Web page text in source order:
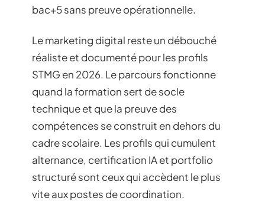
bac+5 sans preuve opérationnelle.
Le marketing digital reste un débouché
réaliste et documenté pour les profils
STMG en 2026. Le parcours fonctionne
quand la formation sert de socle
technique et que la preuve des
compétences se construit en dehors du
cadre scolaire. Les profils qui cumulent
alternance, certification IA et portfolio
structuré sont ceux qui accèdent le plus
vite aux postes de coordination.